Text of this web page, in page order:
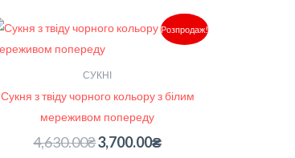
Розпродаж!
СУКНІ
Сукня з твіду чорного кольору з білим
мереживом попереду
4,630.00₴
Оригінальна
ціна:
4,630.00₴.
3,700.00₴
Поточна
ціна:
3,700.00₴.